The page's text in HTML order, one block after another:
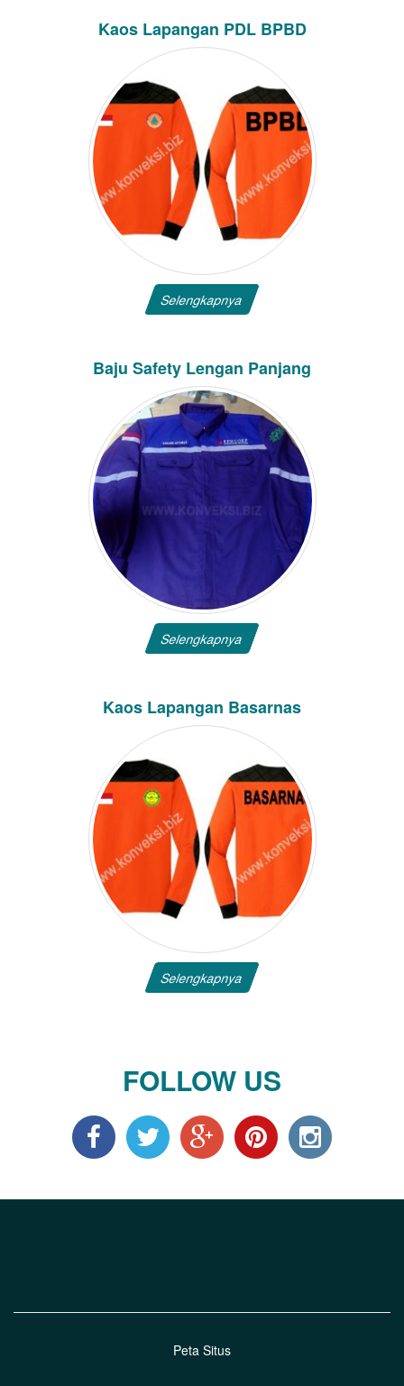
Kaos Lapangan PDL BPBD
Selengkapnya
Baju Safety Lengan Panjang
Selengkapnya
Kaos Lapangan Basarnas
Selengkapnya
FOLLOW US
Peta Situs